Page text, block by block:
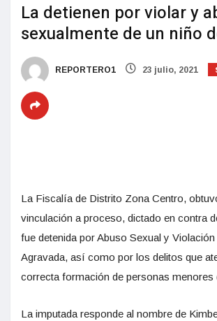
La detienen por violar y
sexualmente de un niño
REPORTERO1 23 julio, 2021
La Fiscalía de Distrito Zona Centro,
vinculación a proceso, dictado en contra
fue detenida por Abuso Sexual y
Agravada, así como por los delitos que
correcta formación de personas menores
La imputada responde al nombre de